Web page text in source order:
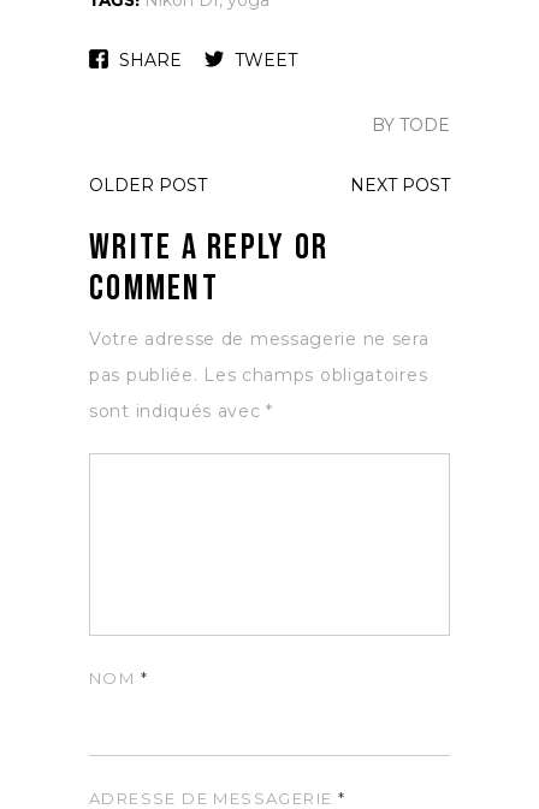
SHARE TWEET
BY TODE
OLDER POST NEXT POST
Write a Reply or
Comment
Votre adresse de messagerie ne sera
pas publiée. Les champs obligatoires
sont indiqués avec*
NOM *
ADRESSE DE MESSAGERIE *